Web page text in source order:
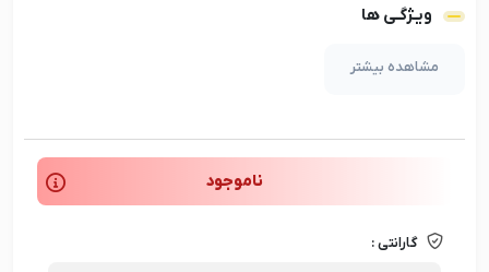
ویـژگـی ها
مشاهده بیشتر
ناموجود
گارانتی :